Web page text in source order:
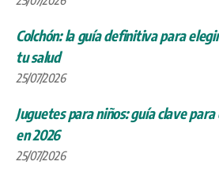
Colchón: la guía definitiva para
tu salud
25/07/2026
Juguetes para niños: guía clave
en 2026
25/07/2026